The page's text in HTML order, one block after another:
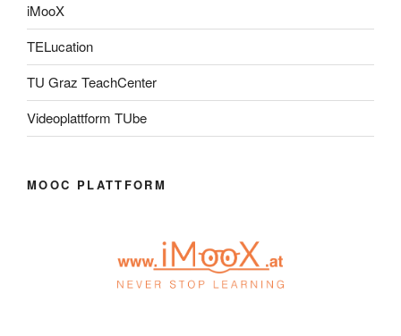
iMooX
TELucation
TU Graz TeachCenter
Videoplattform TUbe
MOOC PLATTFORM